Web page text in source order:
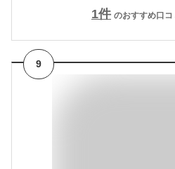
1件 のおすすめ口
9